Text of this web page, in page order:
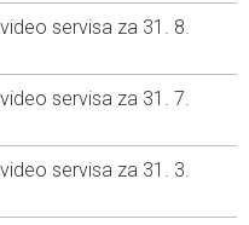
servisa za 31. 8.
servisa za 31. 7.
servisa za 31. 3.